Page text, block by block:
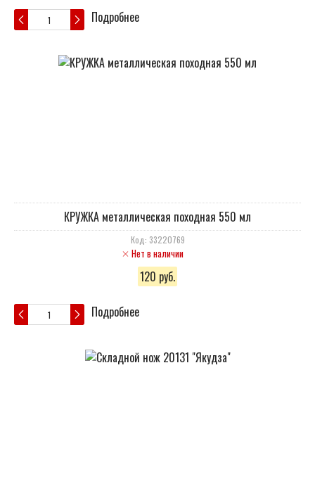
Подробнее
КРУЖКА металлическая походная 550 мл
Код: 33220769
Нет в наличии
120 руб.
Подробнее